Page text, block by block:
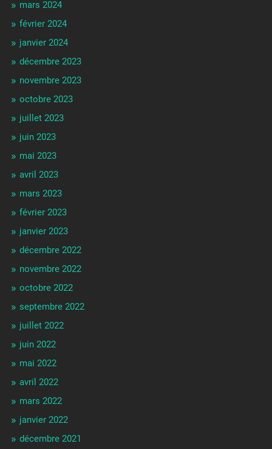
mars 2024
février 2024
janvier 2024
décembre 2023
novembre 2023
octobre 2023
juillet 2023
juin 2023
mai 2023
avril 2023
mars 2023
février 2023
janvier 2023
décembre 2022
novembre 2022
octobre 2022
septembre 2022
juillet 2022
juin 2022
mai 2022
avril 2022
mars 2022
janvier 2022
décembre 2021